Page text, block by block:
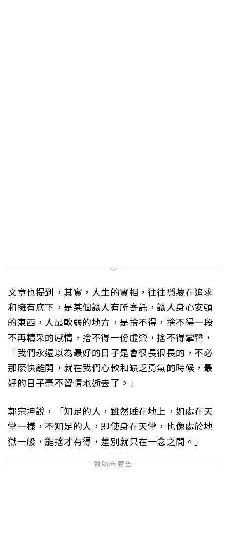
文章也提到，其實，人生的實相，往往隱藏在追求
和擁有底下，是某個讓人有所寄託，讓人身心安頓
的東西，人最軟弱的地方，是捨不得，捨不得一段
不再精采的感情，捨不得一份虛榮，捨不得掌聲，
「我們永遠以為最好的日子是會很長很長的，不必
那麽快離開，就在我們心軟和缺乏勇氣的時候，最
好的日子毫不留情地逝去了。」
郭宗坤說，「知足的人，雖然睡在地上，如處在天
堂一樣，不知足的人，即使身在天堂，也像處於地
獄一般，能捨才有得，差別就只在一念之間。」